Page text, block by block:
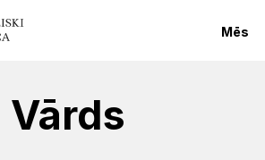
Mēs
Vārds